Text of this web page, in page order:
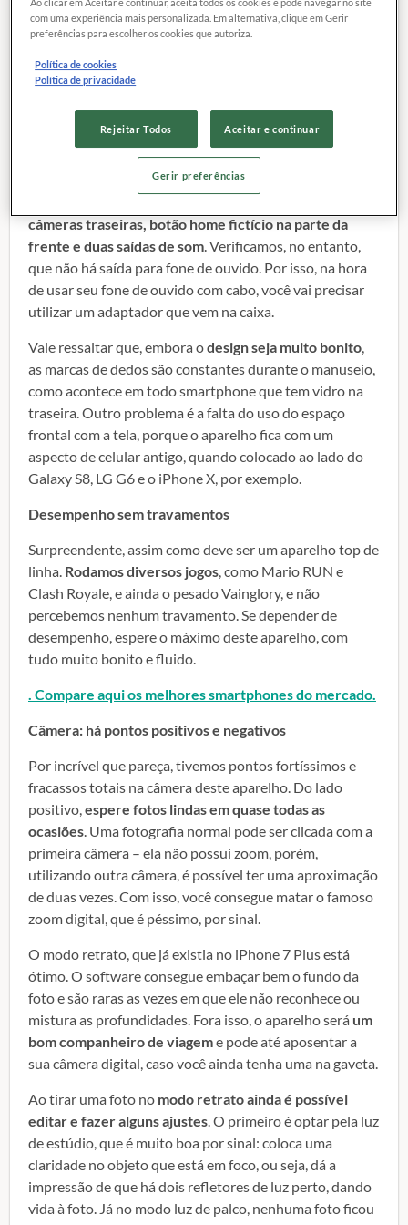
ainda está com o preço muito alto. Confira, a seguir,
todos os detalhes da nossa análise:
Design premium
O aparelho é muito bonito e traz o aspecto premium,
que a Apple sabe muito bem fazer. A traseira de vidro
possui bordas arredondadas, como também a parte da
frente. O acabamento da lateral é de metal. Da mesma
câmeras traseiras, botão home fictício na parte da
frente e duas saídas de som. Verificamos, no entanto,
que não há saída para fone de ouvido. Por isso, na hora
de usar seu fone de ouvido com cabo, você vai precisar
utilizar um adaptador que vem na caixa.
Vale ressaltar que, embora odesign seja muito bonito,
as marcas de dedos são constantes durante o manuseio,
como acontece em todo smartphone que tem vidro na
traseira. Outro problema é a falta do uso do espaço
frontal com a tela, porque o aparelho fica com um
aspecto de celular antigo, quando colocado ao lado do
Galaxy S8, LG G6 e o iPhone X, por exemplo.
Desempenho sem travamentos
Surpreendente, assim como deve ser um aparelho top de
linha. Rodamos diversos jogos, como Mario RUN e
Clash Royale, e ainda o pesado Vainglory, e não
percebemos nenhum travamento. Se depender de
desempenho, espere o máximo deste aparelho, com
tudo muito bonito e fluido.
. Compare aqui os melhores smartphones do mercado.
Câmera: há pontos positivos e negativos
Por incrível que pareça, tivemos pontos fortíssimos e
fracassos totais na câmera deste aparelho. Do lado
positivo,espere fotos lindas em quase todas as
ocasiões. Uma fotografia normal pode ser clicada com a
primeira câmera – ela não possui zoom, porém,
utilizando outra câmera, é possível ter uma aproximação
de duas vezes. Com isso, você consegue matar o famoso
zoom digital, que é péssimo, por sinal.
O modo retrato, que já existia no iPhone 7 Plus está
ótimo. O software consegue embaçar bem o fundo da
foto e são raras as vezes em que ele não reconhece ou
mistura as profundidades. Fora isso, o aparelho será um
bom companheiro de viageme pode até aposentar a
sua câmera digital, caso você ainda tenha uma na gaveta.
Ao tirar uma foto no modo retrato ainda é possível
editar e fazer alguns ajustes. O primeiro é optar pela luz
de estúdio, que é muito boa por sinal: coloca uma
claridade no objeto que está em foco, ou seja, dá a
impressão de que há dois refletores de luz perto, dando
vida à foto. Já no modo luz de palco, nenhuma foto ficou
com uma experiência mais personalizada. Em alternativa, clique em Gerir
preferências para escolher os cookies que autoriza.
Política de cookies
Política de privacidade
Rejeitar Todos Aceitar e continuar
Gerir preferências